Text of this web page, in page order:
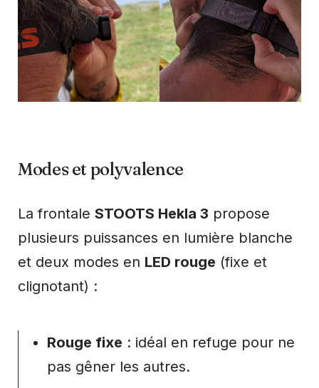
Modes et polyvalence
La frontale STOOTS Hekla 3 propose
plusieurs puissances en lumière blanche
et deux modes en LED rouge (fixe et
clignotant) :
Rouge fixe : idéal en refuge pour ne
pas gêner les autres.